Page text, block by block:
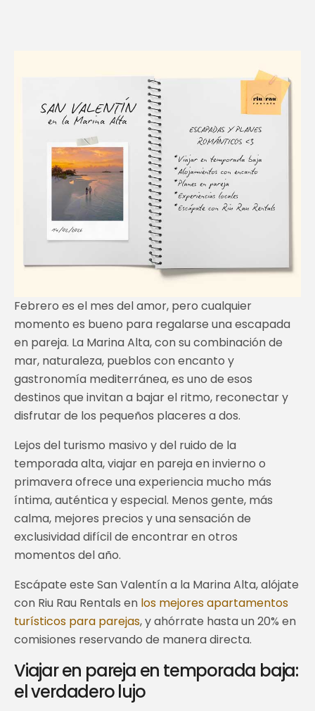
Febrero es el mes del amor, pero cualquier
momento es bueno para regalarse una escapada
en pareja. La Marina Alta, con su combinación de
mar, naturaleza, pueblos con encanto y
gastronomía mediterránea, es uno de esos
destinos que invitan a bajar el ritmo, reconectar y
disfrutar de los pequeños placeres a dos.
Lejos del turismo masivo y del ruido de la
temporada alta, viajar en pareja en invierno o
primavera ofrece una experiencia mucho más
íntima, auténtica y especial. Menos gente, más
calma, mejores precios y una sensación de
exclusividad difícil de encontrar en otros
momentos del año.
Escápate este San Valentín a la Marina Alta, alójate
con Riu Rau Rentals en los mejores apartamentos
turísticos para parejas, y ahórrate hasta un 20% en
comisiones reservando de manera directa.
Viajar en pareja en temporada baja:
el verdadero lujo